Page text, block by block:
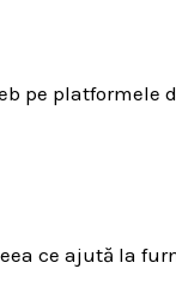
platformele
ce ajută la